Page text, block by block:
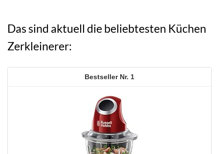
Das sind aktuell die beliebtesten Küchen
Zerkleinerer:
1